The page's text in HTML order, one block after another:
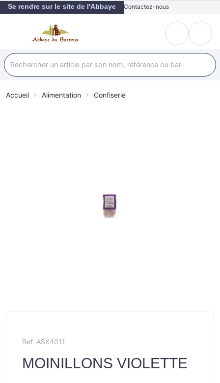
Se rendre sur le site de l'Abbaye Contactez-nous
Accueil Alimentation Confiserie
Ref. ASX4011
MOINILLONS VIOLETTE